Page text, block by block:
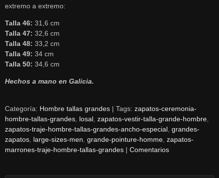
extremo a extremo:
Talla 46: 31,6 cm
Talla 47: 32,6 cm
Talla 48: 33,2 cm
Talla 49: 34 cm
Talla 50: 34,6 cm
Hechos a mano en Galicia.
Categoría: Hombre tallas grandes | Tags: zapatos-ceremonia-
hombre-tallas-grandes losal zapatos-vestir-talla-grande-hombre
zapatos-traje-hombre-tallas-grandes-ancho-especial grandes-
zapatos large-sizes-men grande-pointure-homme zapatos-
marrones-traje-hombre-tallas-grandes | Comentarios